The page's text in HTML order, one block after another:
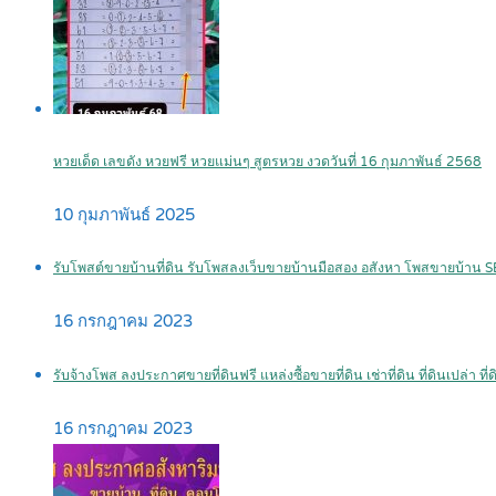
หวยเด็ด เลขดัง หวยฟรี หวยแม่นๆ สูตรหวย งวดวันที่ 16 กุมภาพันธ์ 2568
10 กุมภาพันธ์ 2025
รับโพสต์ขายบ้านที่ดิน รับโพสลงเว็บขายบ้านมือสอง อสังหา โพสขายบ้าน
16 กรกฎาคม 2023
รับจ้างโพส ลงประกาศขายที่ดินฟรี แหล่งซื้อขายที่ดิน เช่าที่ดิน ที่ดินเปล่า
16 กรกฎาคม 2023